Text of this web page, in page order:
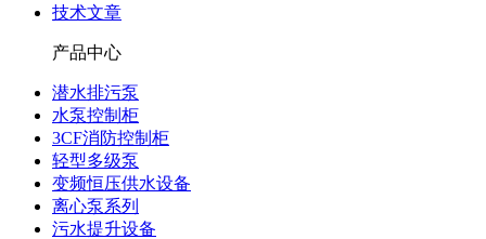
技术文章
产品中心
潜水排污泵
水泵控制柜
3CF消防控制柜
轻型多级泵
变频恒压供水设备
离心泵系列
污水提升设备